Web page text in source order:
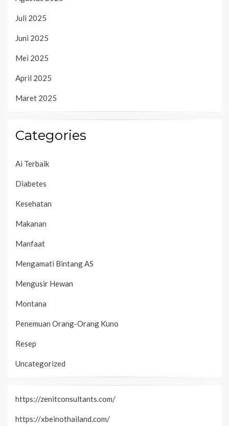
Juli 2025
Juni 2025
Mei 2025
April 2025
Maret 2025
Categories
Ai Terbaik
Diabetes
Kesehatan
Makanan
Manfaat
Mengamati Bintang AS
Mengusir Hewan
Montana
Penemuan Orang-Orang Kuno
Resep
Uncategorized
https://zenitconsultants.com/
https://xbeinothailand.com/